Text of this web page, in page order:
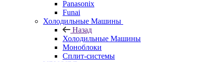
Panasonix
Funai
Холодильные Машины
Назад
Холодильные Машины
Моноблоки
Сплит-системы